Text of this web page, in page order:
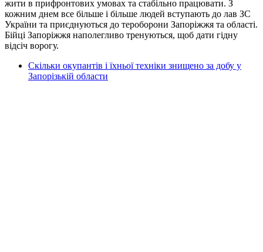
жити в прифронтових умовах та стабільно працювати. З
кожним днем все більше і більше людей вступають до лав ЗС
України та приєднуються до тероборони Запоріжжя та області.
Бійці Запоріжжя наполегливо тренуються, щоб дати гідну
відсіч ворогу.
Скільки окупантів і їхньої техніки знищено за добу у
Запорізькій области